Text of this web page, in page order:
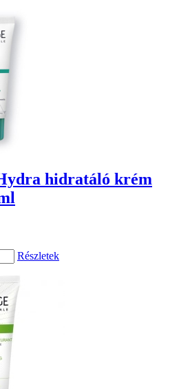
hidratáló krém
Részletek